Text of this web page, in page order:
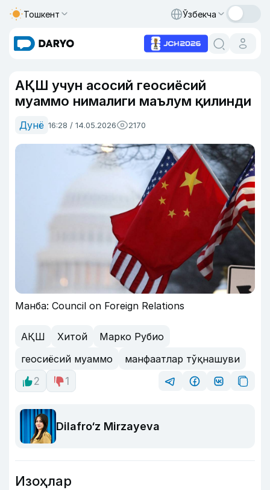
Тошкент Ўзбекча
АҚШ учун асосий геосиёсий
муаммо нималиги маълум қилинди
Дунё 16:28 / 14.05.2026 2170
Манба: Council on Foreign Relations
АҚШ Хитой
Марко Рубио
геосиёсий муаммо
манфаатлар тўқнашуви
2
1
Dilafro‘z Mirzayeva
Изоҳлар